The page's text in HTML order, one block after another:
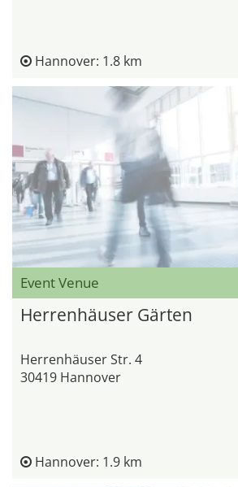
Hannover: 1.8 km
Event Venue
Herrenhäuser Gärten
Herrenhäuser Str. 4
30419 Hannover
Hannover: 1.9 km